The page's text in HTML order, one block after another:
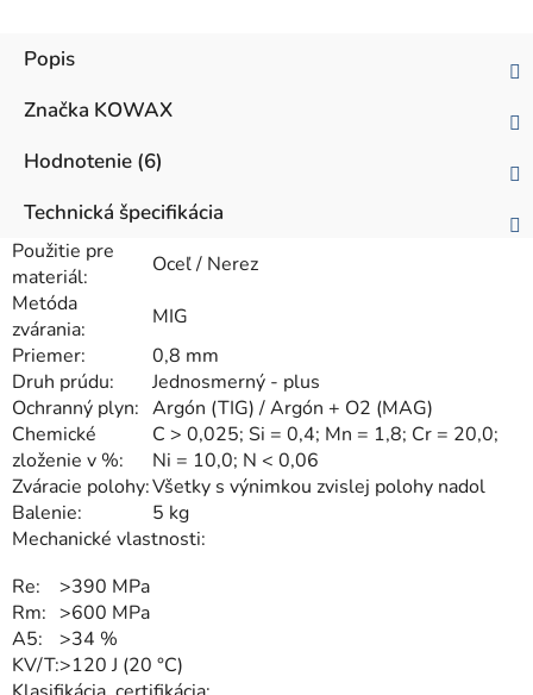
Popis
Značka KOWAX
Hodnotenie (6)
Technická špecifikácia
Použitie pre
materiál:
Oceľ / Nerez
Metóda
zvárania:
MIG
Priemer:
0,8 mm
Druh prúdu:
Jednosmerný - plus
Ochranný plyn: Argón (TIG) / Argón + O2 (MAG)
Chemické
zloženie v %:
C > 0,025; Si = 0,4; Mn = 1,8; Cr = 20,0;
Ni = 10,0; N < 0,06
Zváracie polohy:Všetky s výnimkou zvislej polohy nadol
Balenie:
5 kg
Mechanické vlastnosti:
Re:
>390 MPa
Rm: >600 MPa
A5:
>34 %
KV/T:>120 J (20 °C)